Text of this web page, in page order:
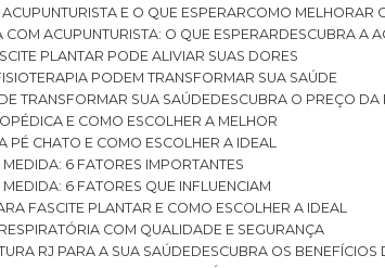
E O QUE ESPERAR
COMO MELHORAR
COM ACUPUNTURISTA: O QUE ESPERAR
DESCUBRA A
PLANTAR PODE ALIVIAR SUAS DORES
PODEM TRANSFORMAR SUA SAÚDE
TRANSFORMAR SUA SAÚDE
DESCUBRA O PREÇO
E COMO ESCOLHER A MELHOR
PÉ CHATO E COMO ESCOLHER A IDEAL
6 FATORES IMPORTANTES
6 FATORES QUE INFLUENCIAM
FASCITE PLANTAR E COMO ESCOLHER A IDEAL
COM QUALIDADE E SEGURANÇA
RJ PARA A SUA SAÚDE
DESCUBRA OS